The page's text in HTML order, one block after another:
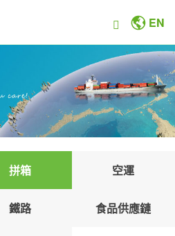
EN
拼箱 空運
鐵路 食品供應鏈